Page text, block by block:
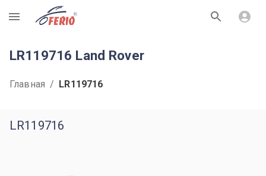
R
LR119716 Land Rover
Главная / LR119716
LR119716